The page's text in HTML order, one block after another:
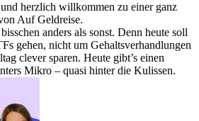
herzlich willkommen zu einer ganz
Auf Geldreise.
anders als sonst. Denn heute soll
gehen, nicht um Gehaltsverhandlungen
clever sparen. Heute gibt’s einen
Mikro – quasi hinter die Kulissen.